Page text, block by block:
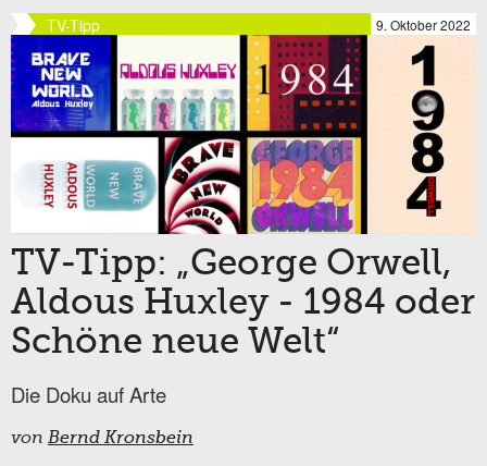
TV-Tipp 9. Oktober 2022
TV-Tipp: „George Orwell,
Aldous Huxley - 1984 oder
Schöne neue Welt“
Die Doku auf Arte
von Bernd Kronsbein